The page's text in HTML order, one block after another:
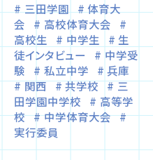
三田学園
体育大
会
高校体育大会
高校生
中学生
生
徒インタビュー
中学受
験
私立中学
兵庫
関西
共学校
三
田学園中学校
高等学
校
中学体育大会
実行委員